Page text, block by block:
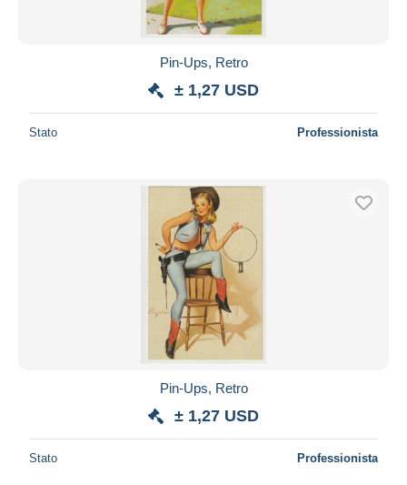
Pin-Ups, Retro
± 1,27 USD
Stato Professionista
Pin-Ups, Retro
± 1,27 USD
Stato Professionista